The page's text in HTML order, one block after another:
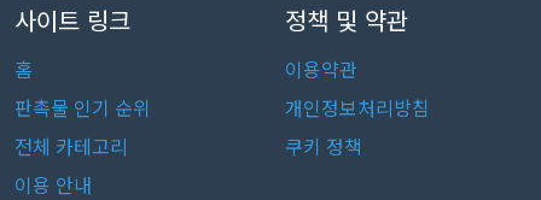
사이트 링크
홈
판촉물 인기 순위
전체 카테고리
이용 안내
정책 및 약관
이용약관
개인정보처리방침
쿠키 정책